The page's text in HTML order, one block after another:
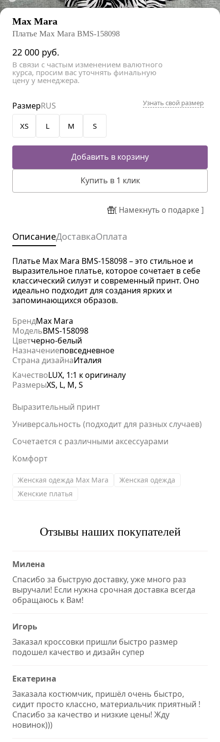
Max Mara
Платье Max Mara BMS-158098
22 000 руб.
В связи с частым изменением валютного
курса, просим вас уточнять финальную
цену у менеджера.
XS L M S
РазмерRUS Узнать свой размер
Добавить в корзину
Купить в 1 клик
[ Намекнуть о подарке ]
ОписаниеДоставкаОплата
Платье Max Mara BMS-158098 – это стильное и
выразительное платье, которое сочетает в себе
классический силуэт и современный принт. Оно
идеально подходит для создания ярких и
запоминающихся образов.
БрендMax Mara
МодельBMS-158098
Цветчерно-белый
Назначениеповседневное
Страна дизайнаИталия
КачествоLUX, 1:1 к оригиналу
РазмерыXS, L, M, S
Выразительный принт
Универсальность (подходит для разных случаев)
Сочетается с различными аксессуарами
Комфорт
Женская одежда Max Mara
Женская одежда
Женские платья
Отзывы наших покупателей
Милена
Спасибо за быструю доставку, уже много раз
выручали! Если нужна срочная доставка всегда
обращаюсь к Вам!
Игорь
Заказал кроссовки пришли быстро размер
подошел качество и дизайн супер
Екатерина
Заказала костюмчик, пришёл очень быстро,
сидит просто классно, материальчик приятный !
Спасибо за качество и низкие цены! Жду
новинок)))